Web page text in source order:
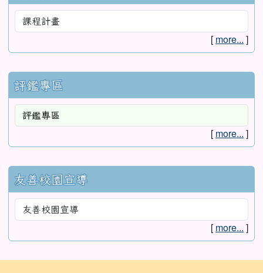
[ more... ]
評鑑專區
[ more... ]
友善校園宣導
[ more... ]